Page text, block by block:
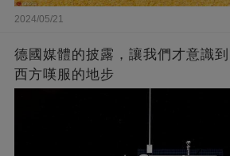
2024/05/21
德國媒體的披露，讓我們才意識
西方嘆服的地步